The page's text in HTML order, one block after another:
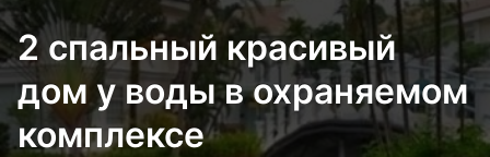
2 спальный красивый
дом у воды в охраняемом
комплексе